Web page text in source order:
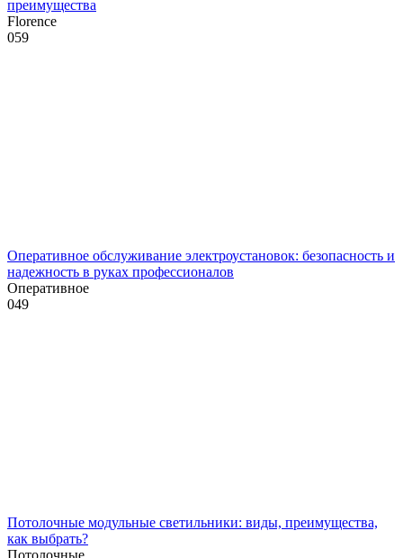
преимущества
Florence
059
Оперативное обслуживание электроустановок: безопасность и
надежность в руках профессионалов
Оперативное
049
Потолочные модульные светильники: виды, преимущества,
как выбрать?
Потолочные